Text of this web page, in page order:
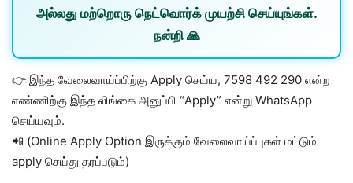
அல்லது மற்றொரு நெட்வொர்க்முயற்சி செய்யுங்கள்.
நன்றி 🙏
👉 இந்த வேலைவாய்ப்பிற்கு Apply செய்ய, 7598 492 290 என்ற
எண்ணிற்கு இந்த லிங்கை அனுப்பி “Apply” என்று WhatsApp
செய்யவும்.
📲 (Online Apply Option இருக்கும் வேலைவாய்ப்புகள் மட்டும்
apply செய்து தரப்படும்)